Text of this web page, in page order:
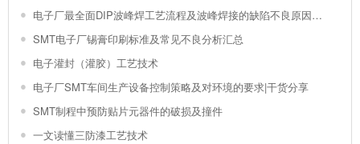
电子厂最全面DIP波峰焊工艺流程及波峰焊接的缺陷不良原因分析 !
SMT电子厂锡膏印刷标准及常见不良分析汇总
电子灌封（灌胶）工艺技术
电子厂SMT车间生产设备控制策略及对环境的要求|干货分享
SMT制程中预防贴片元器件的破损及撞件
一文读懂三防漆工艺技术